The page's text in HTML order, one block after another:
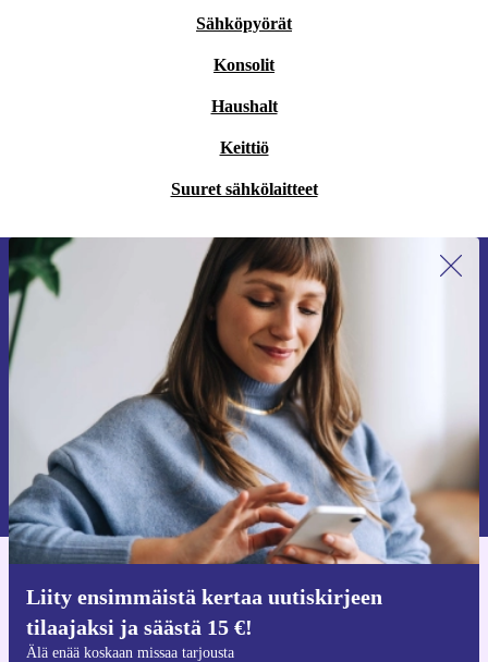
Sähköpyörät
Konsolit
Haushalt
Keittiö
Suuret sähkölaitteet
Liity ensimmäistä kertaa uutiskirjeen
tilaajaksi ja säästä 15 €!
Älä enää koskaan missaa tarjousta
Liity ensimmäistä kertaa uutiskirjeen
tilaajaksi ja säästä 15 €!
Älä missaa enää yhtäkään tarjousta.
Pyydä etukuponki
Lisätietoja henkilötietojen käytöstä löydättietosuojaselosteestamme.
iOS:lle ja Androidille